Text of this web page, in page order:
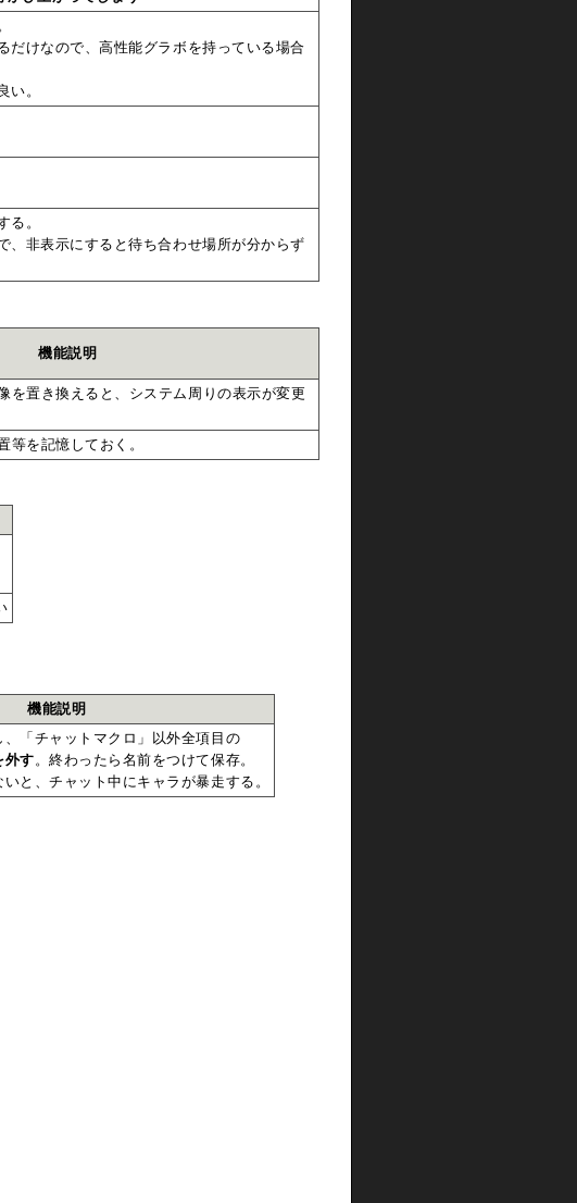
だけなので、高性能グラボを持っている場合
い。
る。
、非表示にすると待ち合わせ場所が分からず
機能説明
を置き換えると、システム周りの表示が変更
等を記憶しておく。
機能説明
「チャットマクロ」以外全項目の
外す 。終わったら名前をつけて保存。
と、チャット中にキャラが暴走する。